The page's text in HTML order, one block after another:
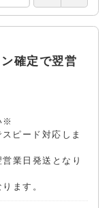
確定で翌営
※
ピード対応しま
業日発送となり
ます。